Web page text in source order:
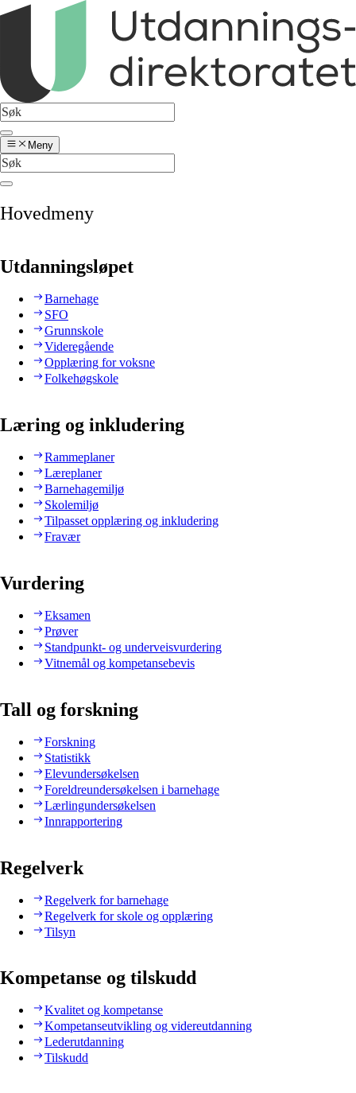
Meny
Hovedmeny
Utdanningsløpet
Barnehage
SFO
Grunnskole
Videregående
Opplæring for voksne
Folkehøgskole
Læring og inkludering
Rammeplaner
Læreplaner
Barnehagemiljø
Skolemiljø
Tilpasset opplæring og inkludering
Fravær
Vurdering
Eksamen
Prøver
Standpunkt- og underveisvurdering
Vitnemål og kompetansebevis
Tall og forskning
Forskning
Statistikk
Elevundersøkelsen
Foreldreundersøkelsen i barnehage
Lærlingundersøkelsen
Innrapportering
Regelverk
Regelverk for barnehage
Regelverk for skole og opplæring
Tilsyn
Kompetanse og tilskudd
Kvalitet og kompetanse
Kompetanseutvikling og videreutdanning
Lederutdanning
Tilskudd